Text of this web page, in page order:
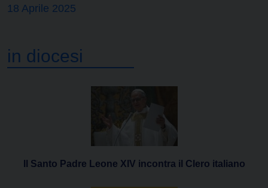
18 Aprile 2025
in diocesi
Il Santo Padre Leone XIV incontra il Clero italiano